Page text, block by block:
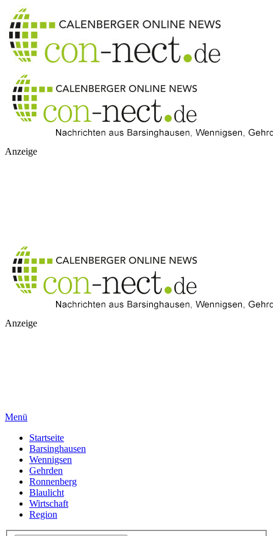
Anzeige
Anzeige
Menü
Startseite
Barsinghausen
Wennigsen
Gehrden
Ronnenberg
Blaulicht
Wirtschaft
Region